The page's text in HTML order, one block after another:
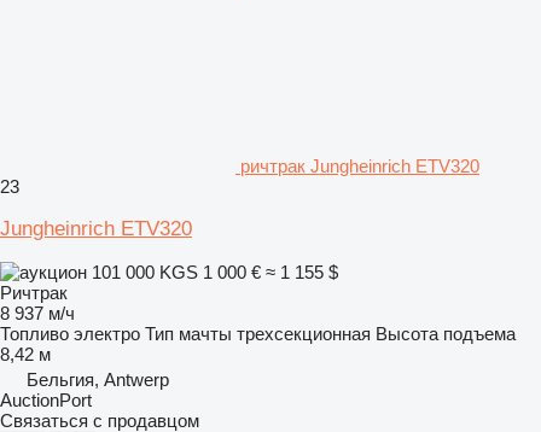
ричтрак Jungheinrich ETV320
23
Jungheinrich ETV320
101 000 KGS 1 000 € ≈ 1 155 $
Ричтрак
8 937 м/ч
Топливо электро Тип мачты трехсекционная Высота подъема
8,42 м
Бельгия, Antwerp
AuctionPort
Связаться с продавцом